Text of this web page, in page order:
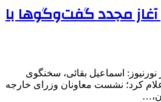
آغاز مجدد گفت‌وگوها با
نورنیوز: اسماعیل بقائی، سخنگوی
کرد؛ نشست معاونان وزرای خارجه